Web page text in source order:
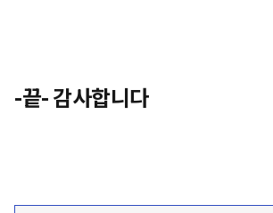
-끝- 감사합니다